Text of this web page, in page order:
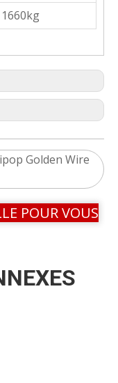
1660kg
Golden Wire
POUR VOUS